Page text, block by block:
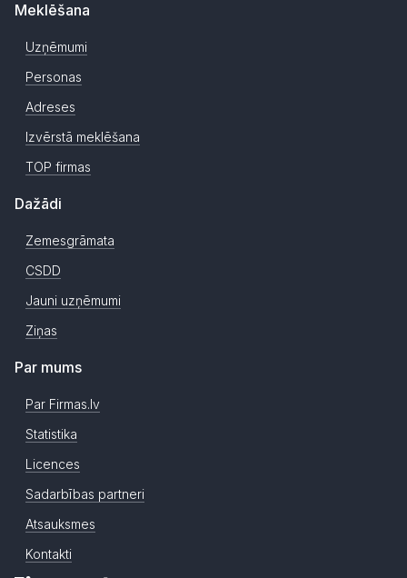
Meklēšana
Uzņēmumi
Personas
Adreses
Izvērstā meklēšana
TOP firmas
Dažādi
Zemesgrāmata
CSDD
Jauni uzņēmumi
Ziņas
Par mums
Par Firmas.lv
Statistika
Licences
Sadarbības partneri
Atsauksmes
Kontakti